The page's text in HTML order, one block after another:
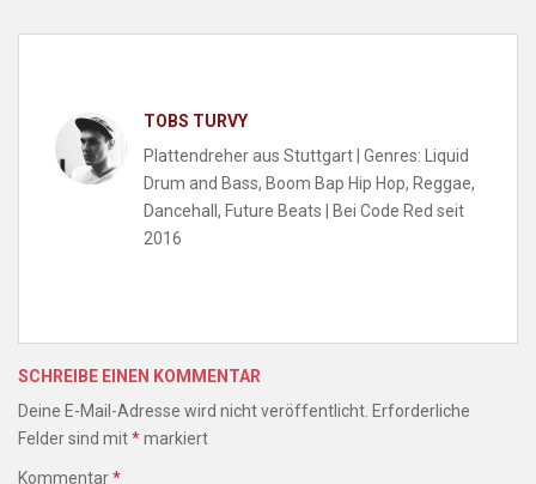
TOBS TURVY
Plattendreher aus Stuttgart | Genres: Liquid
Drum and Bass, Boom Bap Hip Hop, Reggae,
Dancehall, Future Beats | Bei Code Red seit
2016
SCHREIBE EINEN KOMMENTAR
Deine E-Mail-Adresse wird nicht veröffentlicht. Erforderliche
Felder sind mit*markiert
Kommentar*